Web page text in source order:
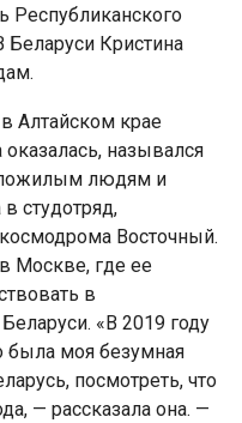
Республиканского
Беларуси Кристина
Алтайском крае
назывался
пожилым людям и
студотряд,
Восточный.
Москве, где ее
в
«В 2019 году
была моя безумная
посмотреть, что
— рассказала она. —